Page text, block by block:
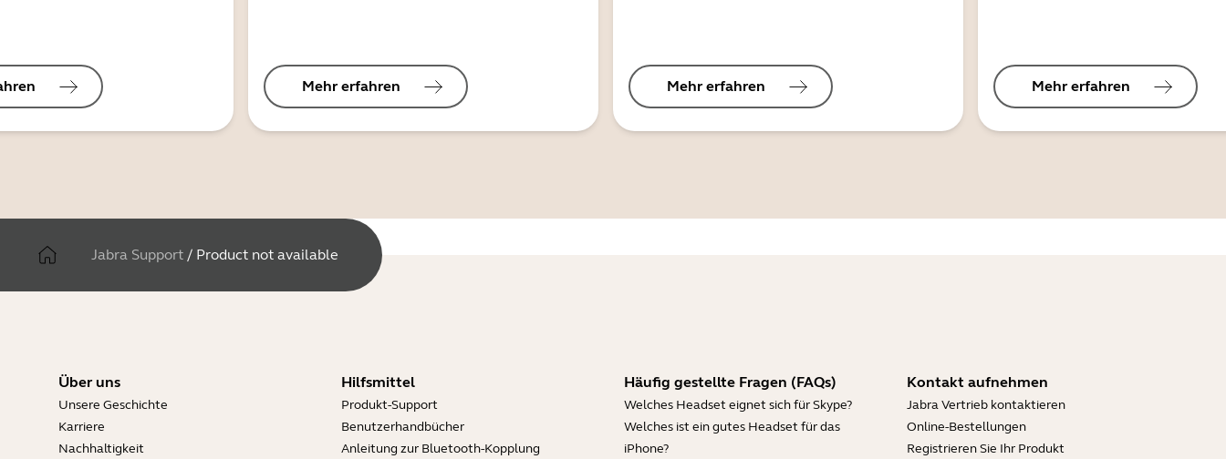
Mehr erfahren Mehr erfahren Mehr erfahren
Jabra Support / Product not available
Über uns
Unsere Geschichte
Karriere
Nachhaltigkeit
Hilfsmittel
Produkt-Support
Benutzerhandbücher
Anleitung zur Bluetooth-Kopplung
Häufig gestellte Fragen (FAQs)
Welches Headset eignet sich für Skype?
Welches ist ein gutes Headset für das
iPhone?
Kontakt aufnehmen
Jabra Vertrieb kontaktieren
Online-Bestellungen
Registrieren Sie Ihr Produkt